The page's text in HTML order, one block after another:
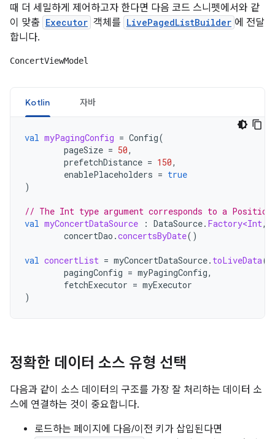
때 더 세밀하게 제어하고자 한다면 다음 코드 스니펫에서와 같
이 맞춤 Executor 객체를 LivePagedListBuilder 에 전달
합니다.
ConcertViewModel
Kotlin 자바
val myPagingConfig = Config(
pageSize = 50,
prefetchDistance = 150,
enablePlaceholders = true
)
// The Int type argument corresponds to a
val myConcertDataSource : DataSource. Factory<Int,
concertDao .concertsByDate()
val concertList = myConcertDataSource. toLiveData(
pagingConfig = myPagingConfig,
fetchExecutor = myExecutor
)
정확한 데이터 소스 유형 선택
다음과 같이 소스 데이터의 구조를 가장 잘 처리하는 데이터 소
스에 연결하는 것이 중요합니다.
로드하는 페이지에 다음/이전 키가 삽입된다면